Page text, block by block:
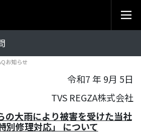
お知らせ
令和7 年 9月 5日
TVS REGZA株式会社
の大雨により被害を受けた当社
別修理対応」 について